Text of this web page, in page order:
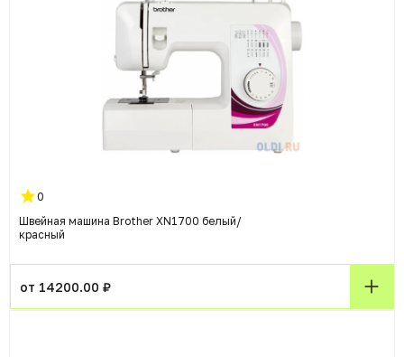
0
Швейная машина Brother XN1700 белый/
красный
от 14200.00 ₽